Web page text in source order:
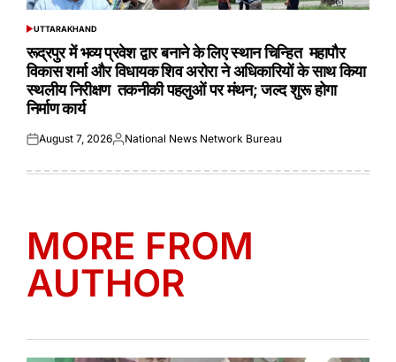
POSTED
UTTARAKHAND
रूद्रपुर में भव्य प्रवेश द्वार बनाने के लिए स्थान चिन्हित महापौर
विकास शर्मा और विधायक शिव अरोरा ने अधिकारियों के साथ किया
स्थलीय निरीक्षण तकनीकी पहलुओं पर मंथन; जल्द शुरू होगा
निर्माण कार्य
Posted
August 7, 2026Posted
National News Network Bureau
MORE FROM
AUTHOR